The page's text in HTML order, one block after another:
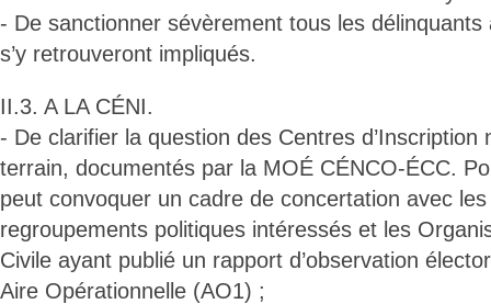
- De sanctionner sévèrement tous les
s’y retrouveront impliqués.
II.3. A LA CÉNI.
- De clarifier la question des Centres d’Inscription
terrain, documentés par la MOÉ CÉNCO-ÉCC.
peut convoquer un cadre de concertation avec
regroupements politiques intéressés et les
Civile ayant publié un rapport d’observation
Aire Opérationnelle (AO1) ;